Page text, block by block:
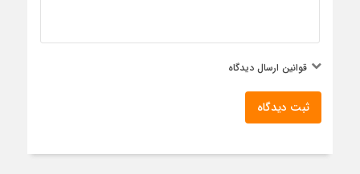
قوانین ارسال دیدگاه
ثبت دیدگاه